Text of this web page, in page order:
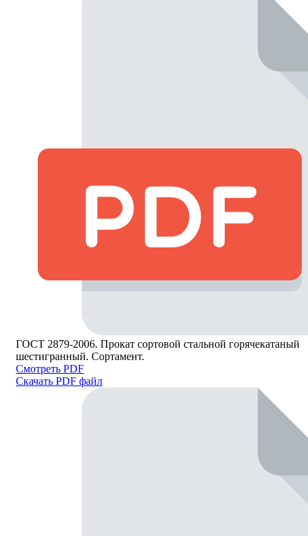
ГОСТ 2879-2006. Прокат сортовой стальной горячекатаный
шестигранный. Сортамент.
Смотреть PDF
Скачать PDF файл